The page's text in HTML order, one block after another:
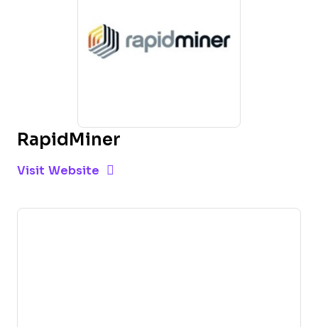
RapidMiner
Visit Website Opens New Window